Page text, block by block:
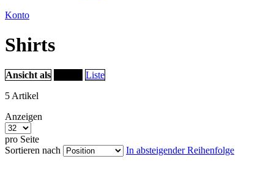
Konto
Shirts
Ansicht als
Liste
5 Artikel
Anzeigen
pro Seite
Sortieren nach
In absteigender Reihenfolge